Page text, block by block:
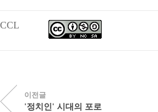
CCL
이전글
'정치인' 시대의 포로